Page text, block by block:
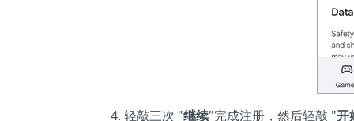
轻敲三次 "继续"完成注册，然后轻敲 "开